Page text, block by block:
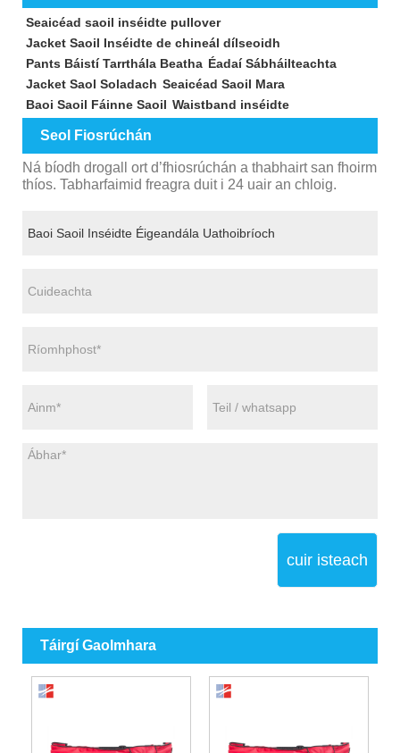
Seaicéad saoil inséidte pullover
Jacket Saoil Inséidte de chineál dílseoidh
Pants Báistí Tarrthála Beatha Éadaí Sábháilteachta
Jacket Saol Soladach Seaicéad Saoil Mara
Baoi Saoil Fáinne Saoil Waistband inséidte
Seol Fiosrúchán
Ná bíodh drogall ort d’fhiosrúchán a thabhairt san fhoirm
thíos. Tabharfaimid freagra duit i 24 uair an chloig.
cuir isteach
Táirgí Gaolmhara